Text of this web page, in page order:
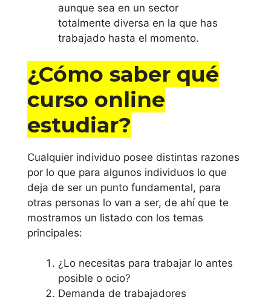
aunque sea en un sector
totalmente diversa en la que has
trabajado hasta el momento.
¿Cómo saber qué
curso online
estudiar?
Cualquier individuo posee distintas razones
por lo que para algunos individuos lo que
deja de ser un punto fundamental, para
otras personas lo van a ser, de ahí que te
mostramos un listado con los temas
principales:
¿Lo necesitas para trabajar lo antes
posible o ocio?
Demanda de trabajadores